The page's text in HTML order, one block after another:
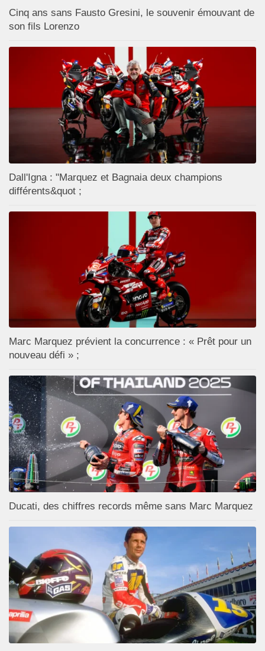
Cinq ans sans Fausto Gresini, le souvenir émouvant de
son fils Lorenzo
Dall'Igna : "Marquez et Bagnaia deux champions
différents&quot ;
Marc Marquez prévient la concurrence : « Prêt pour un
nouveau défi » ;
Ducati, des chiffres records même sans Marc Marquez